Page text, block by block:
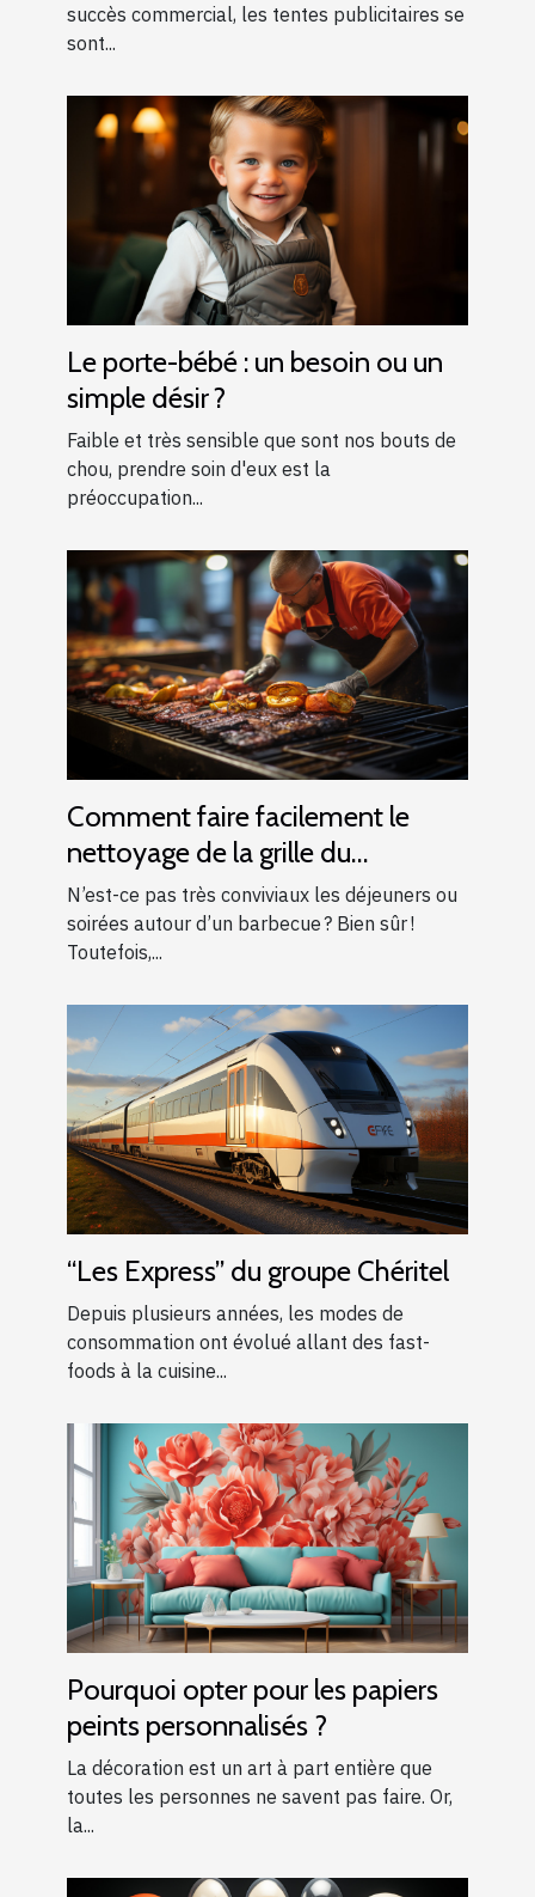
succès commercial, les tentes publicitaires se
sont...
Le porte-bébé : un besoin ou un
simple désir ?
Faible et très sensible que sont nos bouts de
chou, prendre soin d'eux est la
préoccupation...
Comment faire facilement le
nettoyage de la grille du
barbecue ?
N’est-ce pas très conviviaux les déjeuners ou
soirées autour d’un barbecue ? Bien sûr !
Toutefois,...
“Les Express” du groupe Chéritel
Depuis plusieurs années, les modes de
consommation ont évolué allant des fast-
foods à la cuisine...
Pourquoi opter pour les papiers
peints personnalisés ?
La décoration est un art à part entière que
toutes les personnes ne savent pas faire. Or,
la...